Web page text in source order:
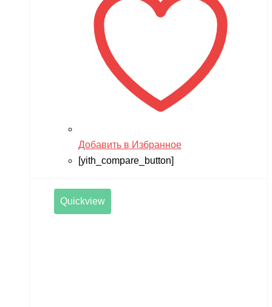
Добавить в Избранное
[yith_compare_button]
Quickview